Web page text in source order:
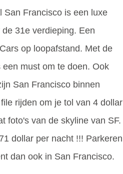
San Francisco is een luxe
31e verdieping. Een
op loopafstand. Met de
must om te doen. Ook
San Francisco binnen
rijden om je tol van 4 dollar
foto's van de skyline van SF.
dollar per nacht !!! Parkeren
dan ook in San Francisco.